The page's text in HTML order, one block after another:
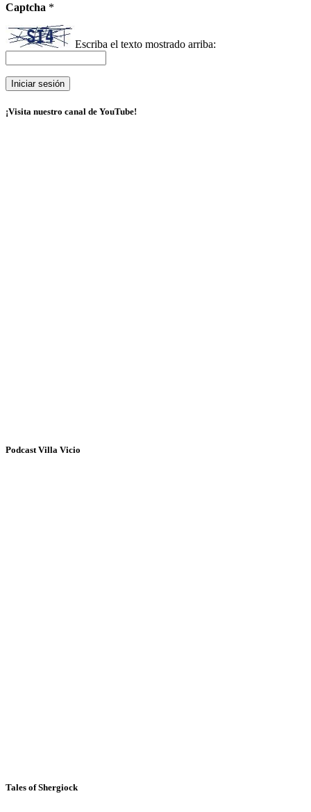
Captcha *
Escriba el texto mostrado arriba:
¡Visita nuestro canal de YouTube!
Podcast Villa Vicio
Tales of Shergiock